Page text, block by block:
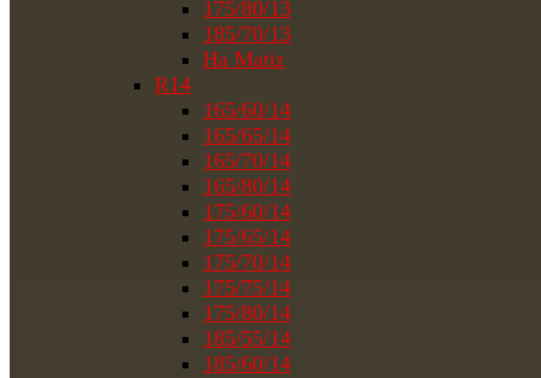
175/80/13
185/70/13
На Matiz
R14
165/60/14
165/65/14
165/70/14
165/80/14
175/60/14
175/65/14
175/70/14
175/75/14
175/80/14
185/55/14
185/60/14